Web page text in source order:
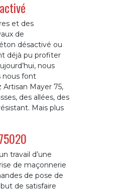
et des
de
désactivé ou
déjà pu profiter
nous
nous font
Mayer 75,
des allées, des
Mais plus
travail d’une
de maçonnerie
de pose de
de satisfaire